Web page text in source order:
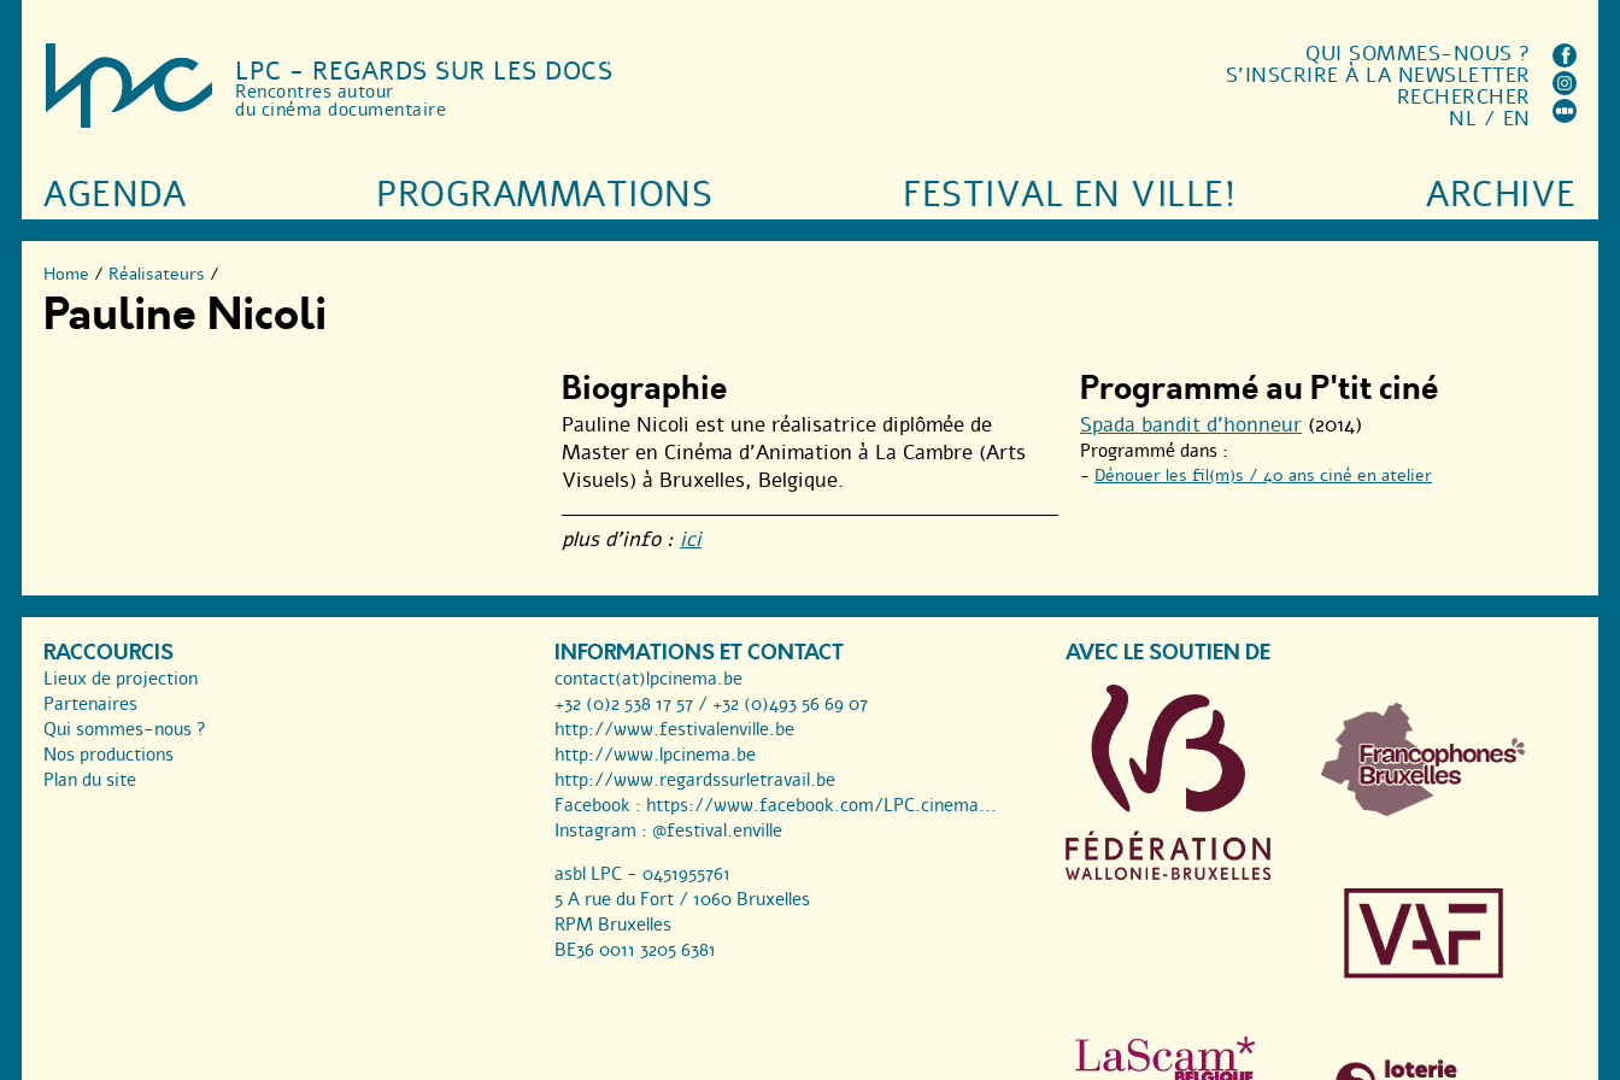
LPC - REGARDS SUR LES DOCS
Rencontres autour
du cinéma documentaire
AGENDA PROGRAMMATIONS FESTIVAL EN VILLE! ARCHIVE
QUI SOMMES-NOUS ?
S'INSCRIRE À LA NEWSLETTER
RECHERCHER
NL / EN
Home / Réalisateurs /
Pauline Nicoli
Biographie
Pauline Nicoli est une réalisatrice diplômée de
Master en Cinéma d’Animation à La Cambre (Arts
Visuels) à Bruxelles, Belgique.
plus d’info : ici
Programmé au P'tit ciné
Spada bandit d’honneur (2014)
Programmé dans :
- Dénouer les fil(m)s / 40 ans ciné en atelier
RACCOURCIS
Lieux de projection
Partenaires
Qui sommes-nous ?
Nos productions
Plan du site
INFORMATIONS ET CONTACT
contact(at)lpcinema.be
+32 (0)2 538 17 57 / +32 (0)493 56 69 07
http://www.festivalenville.be
http://www.lpcinema.be
http://www.regardssurletravail.be
Facebook : https://www.facebook.com/LPC.cinema...
Instagram : @festival.enville
asbl LPC - 0451955761
5 A rue du Fort / 1060 Bruxelles
RPM Bruxelles
BE36 0011 3205 6381
AVEC LE SOUTIEN DE